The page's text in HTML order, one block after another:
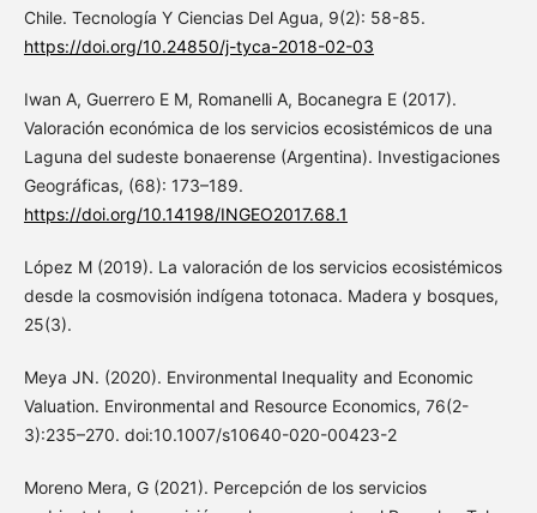
Chile. Tecnología Y Ciencias Del Agua, 9(2): 58-85.
https://doi.org/10.24850/j-tyca-2018-02-03
Iwan A, Guerrero E M, Romanelli A, Bocanegra E (2017).
Valoración económica de los servicios ecosistémicos de una
Laguna del sudeste bonaerense (Argentina). Investigaciones
Geográficas, (68): 173–189.
https://doi.org/10.14198/INGEO2017.68.1
López M (2019). La valoración de los servicios ecosistémicos
desde la cosmovisión indígena totonaca. Madera y bosques,
25(3).
Meya JN. (2020). Environmental Inequality and Economic
Valuation. Environmental and Resource Economics, 76(2-
3):235–270. doi:10.1007/s10640-020-00423-2
Moreno Mera, G (2021). Percepción de los servicios